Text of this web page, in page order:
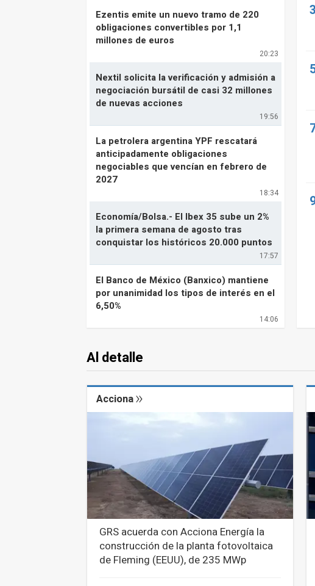
20:23
Ezentis emite un nuevo tramo de 220
obligaciones convertibles por 1,1
millones de euros
19:56
Nextil solicita la verificación y admisión a
negociación bursátil de casi 32 millones
de nuevas acciones
18:34
La petrolera argentina YPF rescatará
anticipadamente obligaciones
negociables que vencían en febrero de
2027
17:57
Economía/Bolsa.- El Ibex 35 sube un 2%
la primera semana de agosto tras
conquistar los históricos 20.000 puntos
14:06
El Banco de México (Banxico) mantiene
por unanimidad los tipos de interés en el
6,50%
Al detalle
Acciona
GRS acuerda con Acciona Energía la
construcción de la planta fotovoltaica
de Fleming (EEUU), de 235 MWp